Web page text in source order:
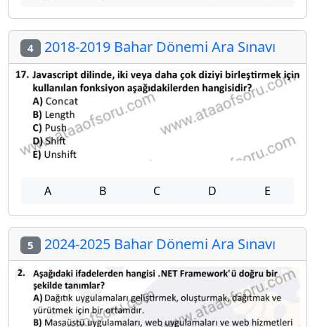
4 2018-2019 Bahar Dönemi Ara Sınavı
A B C D E
5 2024-2025 Bahar Dönemi Ara Sınavı